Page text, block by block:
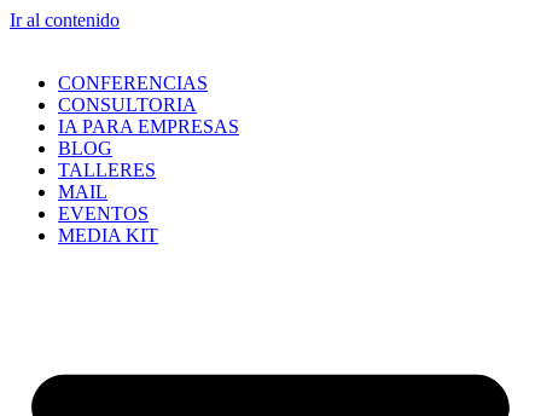
Ir al contenido
CONFERENCIAS
CONSULTORIA
IA PARA EMPRESAS
BLOG
TALLERES
MAIL
EVENTOS
MEDIA KIT